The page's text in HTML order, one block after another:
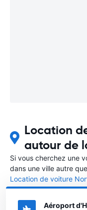
Location
autour de
Si vous cherchez une
dans une ville autre
Location de voiture
dans le Norvège où
Aéroport